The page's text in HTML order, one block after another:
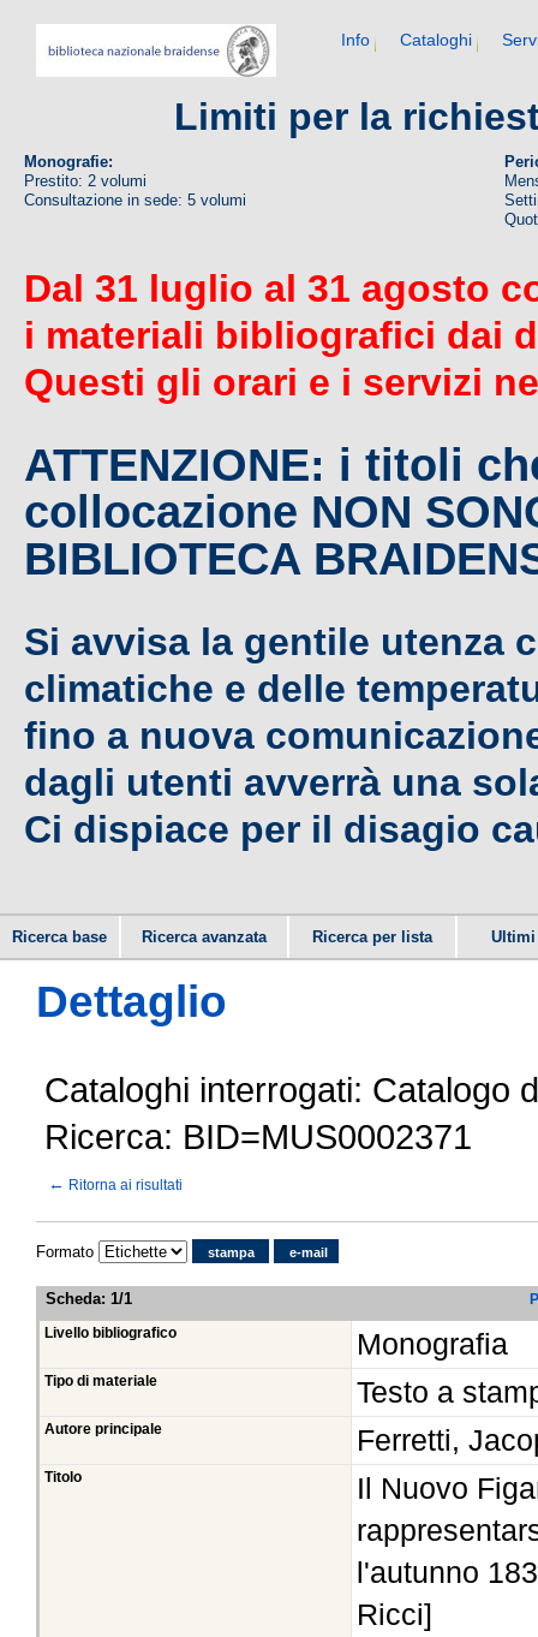
Info Cataloghi
Limiti per la
Monografie:
Prestito: 2 volumi
Consultazione in sede: 5 volumi
Dal 31 luglio al 31 agosto
i materiali bibliografici dai
Questi gli orari e i servizi
ATTENZIONE: i titoli
collocazione NON
BIBLIOTECA
Si avvisa la gentile utenza
climatiche e delle
fino a nuova
dagli utenti avverrà una
Ci dispiace per il disagio
Ricerca base Ricerca avanzata Ricerca per lista
Dettaglio
Cataloghi interrogati: Catalogo
Ricerca: BID=MUS0002371
← Ritorna ai risultati
Formato stampa e-mail
Scheda: 1/1
Livello bibliografico Monografia
Tipo di materiale Testo a
Autore principale Ferretti,
Titolo
Il Nuovo
l'autunno
Ricci]